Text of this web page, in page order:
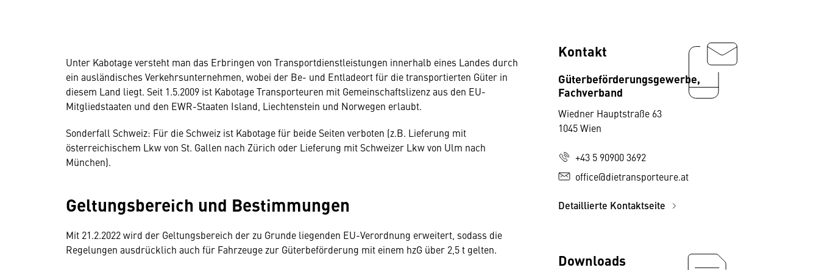
Unter Kabotage versteht man das Erbringen von Transportdienstleistungen innerhalb eines Landes durch
ein ausländisches Verkehrsunternehmen, wobei der Be- und Entladeort für die transportierten Güter in
diesem Land liegt. Seit 1.5.2009 ist Kabotage Transporteuren mit Gemeinschaftslizenz aus den EU-
Mitgliedstaaten und den EWR-Staaten Island, Liechtenstein und Norwegen erlaubt.
Sonderfall Schweiz: Für die Schweiz ist Kabotage für beide Seiten verboten (z.B. Lieferung mit
österreichischem Lkw von St. Gallen nach Zürich oder Lieferung mit Schweizer Lkw von Ulm nach
München).
Geltungsbereich und Bestimmungen
Mit 21.2.2022 wird der Geltungsbereich der zu Grunde liegenden EU-Verordnung erweitert, sodass die
Regelungen ausdrücklich auch für Fahrzeuge zur Güterbeförderung mit einem hzG über 2,5 t gelten.
Kontakt
Güterbeförderungsgewerbe,
Fachverband
Wiedner Hauptstraße 63
1045 Wien
+43 5 90900 3692
office@dietransporteure.at
Detaillierte Kontaktseite
Downloads